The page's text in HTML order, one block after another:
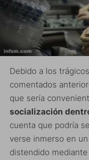
Debido a los
comentados
que sería
socialización
cuenta que podría
verse inmerso en
distendido